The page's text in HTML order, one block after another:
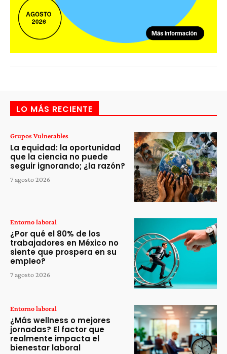
LO MÁS RECIENTE
Grupos Vulnerables
La equidad: la oportunidad
que la ciencia no puede
seguir ignorando; ¿la razón?
7 agosto 2026
Entorno laboral
¿Por qué el 80% de los
trabajadores en México no
siente que prospera en su
empleo?
7 agosto 2026
Entorno laboral
¿Más wellness o mejores
jornadas? El factor que
realmente impacta el
bienestar laboral